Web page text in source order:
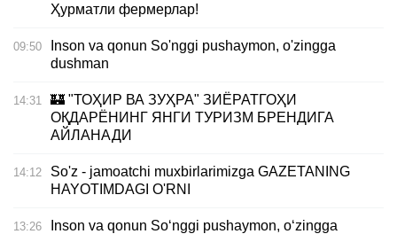
Ҳурматли фермерлар!
09:50
Inson va qonun So'nggi pushaymon, o'zingga
dushman
14:31
🏰 "ТОҲИР ВА ЗУҲРА" ЗИЁРАТГОҲИ
ОҚДАРЁНИНГ ЯНГИ ТУРИЗМ БРЕНДИГА
АЙЛАНАДИ
14:12
So'z - jamoatchi muxbirlarimizga GAZETANING
HAYOTIMDAGI O'RNI
13:26
Inson va qonun So‘nggi pushaymon, o‘zingga